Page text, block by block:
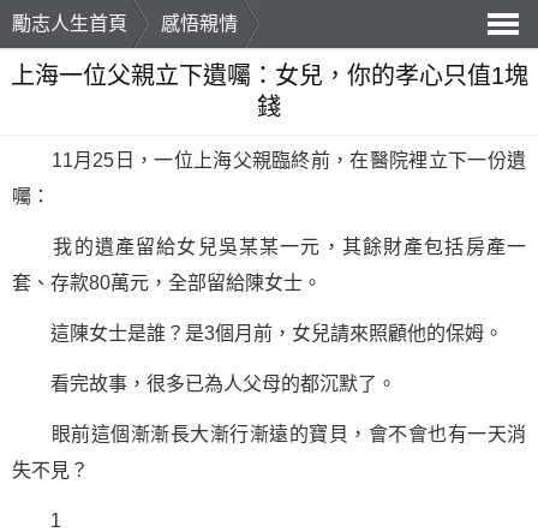
勵志人生首頁
感悟親情
導
上海一位父親立下遺囑：女兒，你的孝心只值1塊
錢
11月25日，一位上海父親臨終前，在醫院裡立下一份遺
囑：
我的遺產留給女兒吳某某一元，其餘財產包括房產一
套、存款80萬元，全部留給陳女士。
這陳女士是誰？是3個月前，女兒請來照顧他的保姆。
看完故事，很多已為人父母的都沉默了。
眼前這個漸漸長大漸行漸遠的寶貝，會不會也有一天消
失不見？
1